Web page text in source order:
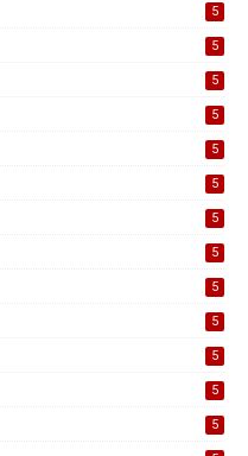
5
5
5
5
5
5
5
5
5
5
5
5
5